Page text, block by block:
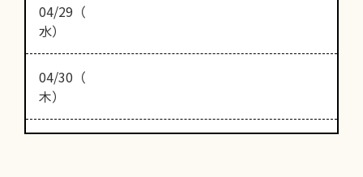
04/29（
水）
04/30（
木）